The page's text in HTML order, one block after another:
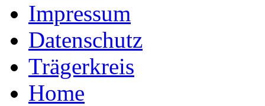
Impressum
Datenschutz
Trägerkreis
Home